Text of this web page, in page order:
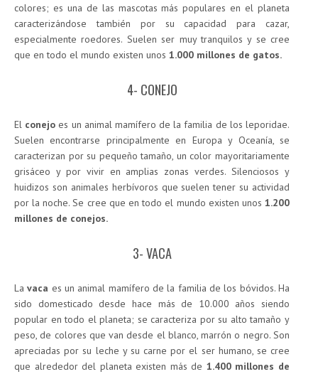
colores; es una de las mascotas más populares en el planeta
caracterizándose también por su capacidad para cazar,
especialmente roedores. Suelen ser muy tranquilos y se cree
que en todo el mundo existen unos 1.000 millones de gatos.
4- CONEJO
El conejo es un animal mamífero de la familia de los leporidae.
Suelen encontrarse principalmente en Europa y Oceanía, se
caracterizan por su pequeño tamaño, un color mayoritariamente
grisáceo y por vivir en amplias zonas verdes. Silenciosos y
huidizos son animales herbívoros que suelen tener su actividad
por la noche. Se cree que en todo el mundo existen unos 1.200
millones de conejos.
3- VACA
Lavaca es un animal mamífero de la familia de los bóvidos. Ha
sido domesticado desde hace más de 10.000 años siendo
popular en todo el planeta; se caracteriza por su alto tamaño y
peso, de colores que van desde el blanco, marrón o negro. Son
apreciadas por su leche y su carne por el ser humano, se cree
que alrededor del planeta existen más de 1.400 millones de